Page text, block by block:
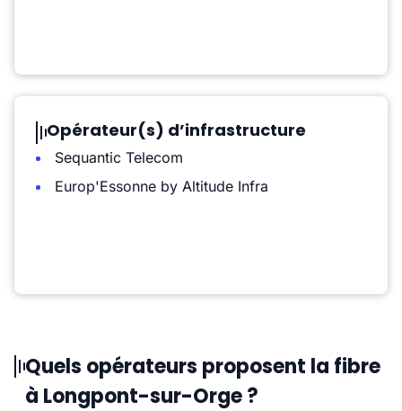
Opérateur(s) d’infrastructure
Sequantic Telecom
Europ'Essonne by Altitude Infra
Quels opérateurs proposent la fibre
à Longpont-sur-Orge ?